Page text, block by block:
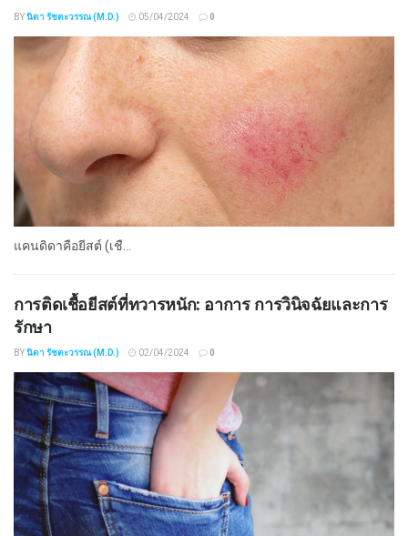
BYนิดา รัชตะวรรณ (M.D.) 05/04/2024 0
แคนดิดาคือยีสต์ (เชื...
การติดเชื้อยีสต์ที่ทวารหนัก: อาการ การวินิจฉัยและการ
รักษา
BYนิดา รัชตะวรรณ (M.D.) 02/04/2024 0